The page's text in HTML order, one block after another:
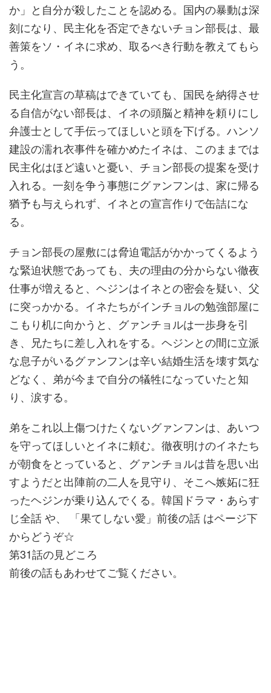
か」と自分が殺したことを認める。国内の暴動は深
刻になり、民主化を否定できないチョン部長は、最
善策をソ・イネに求め、取るべき行動を教えてもら
う。
民主化宣言の草稿はできていても、国民を納得させ
る自信がない部長は、イネの頭脳と精神を頼りにし
弁護士として手伝ってほしいと頭を下げる。ハンソ
建設の濡れ衣事件を確かめたイネは、このままでは
民主化はほど遠いと憂い、チョン部長の提案を受け
入れる。一刻を争う事態にグァンフンは、家に帰る
猶予も与えられず、イネとの宣言作りで缶詰にな
る。
チョン部長の屋敷には脅迫電話がかかってくるよう
な緊迫状態であっても、夫の理由の分からない徹夜
仕事が増えると、ヘジンはイネとの密会を疑い、父
に突っかかる。イネたちがインチョルの勉強部屋に
こもり机に向かうと、グァンチョルは一歩身を引
き、兄たちに差し入れをする。ヘジンとの間に立派
な息子がいるグァンフンは辛い結婚生活を壊す気な
どなく、弟が今まで自分の犠牲になっていたと知
り、涙する。
弟をこれ以上傷つけたくないグァンフンは、あいつ
を守ってほしいとイネに頼む。徹夜明けのイネたち
が朝食をとっていると、グァンチョルは昔を思い出
すようだと出陣前の二人を見守り、そこへ嫉妬に狂
ったヘジンが乗り込んでくる。韓国ドラマ・あらす
じ全話 や、 「果てしない愛」前後の話 はページ下
からどうぞ☆
第31話の見どころ
前後の話もあわせてご覧ください。